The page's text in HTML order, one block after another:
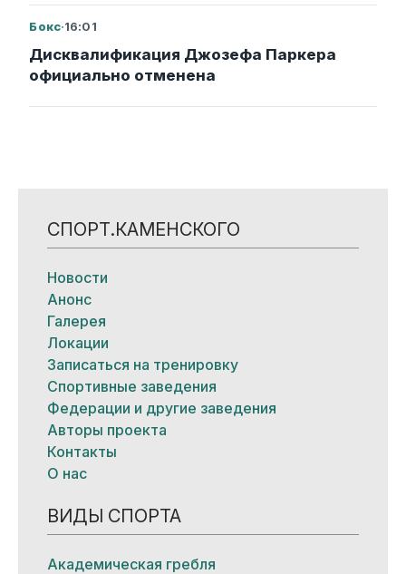
Бокс·16:01
Дисквалификация Джозефа Паркера
официально отменена
СПОРТ.КАМЕНСКОГО
Новости
Анонс
Галерея
Локации
Записаться на тренировку
Спортивные заведения
Федерации и другие заведения
Авторы проекта
Контакты
О нас
ВИДЫ СПОРТА
Академическая гребля